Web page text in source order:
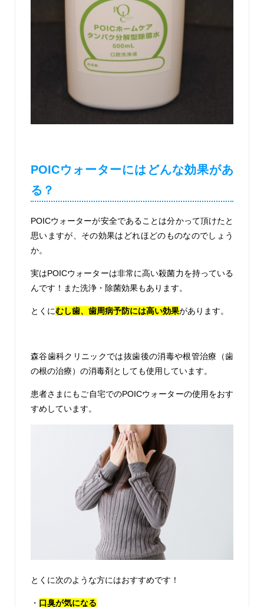
POICウォーターにはどんな効果があ
る？
POICウォーターが安全であることは分かって頂けたと
思いますが、その効果はどれほどのものなのでしょう
か。
実はPOICウォーターは非常に高い殺菌力を持っている
んです！また洗浄・除菌効果もあります。
とくにむし歯、歯周病予防には高い効果があります。
森谷歯科クリニックでは抜歯後の消毒や根管治療（歯
の根の治療）の消毒剤としても使用しています。
患者さまにもご自宅でのPOICウォーターの使用をおす
すめしています。
とくに次のような方にはおすすめです！
・ 口臭が気になる